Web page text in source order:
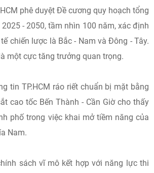
phê duyệt Đề cương quy hoạch tổng
2025 - 2050, tầm nhìn 100 năm, xác định
chiến lược là Bắc - Nam và Đông - Tây.
một cực tăng trưởng quan trọng.
tin TP.HCM ráo riết chuẩn bị mặt bằng
cao tốc Bến Thành - Cần Giờ cho thấy
phố trong việc khai mở tiềm năng của
Nam.
sách vĩ mô kết hợp với năng lực thi